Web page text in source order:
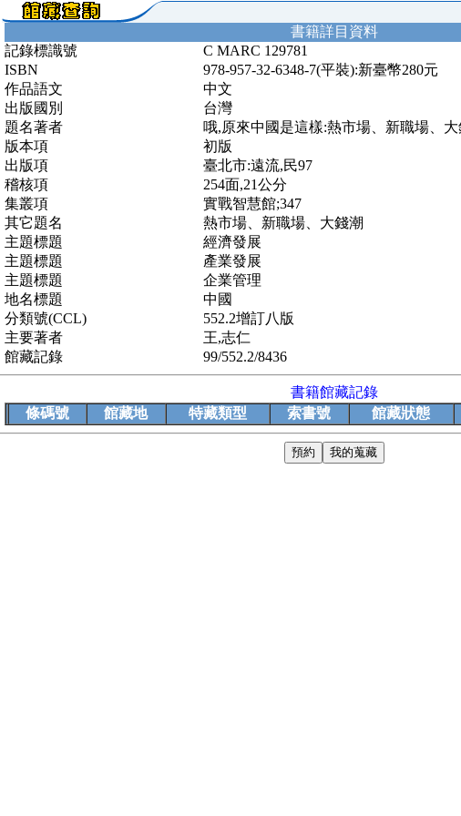
書籍詳目資料
記錄標識號
C MARC 129781
ISBN
978-957-32-6348-7(平裝):新臺幣280元
作品語文
中文
出版國別
台灣
題名著者
哦,原來中國是這樣:熱市場、新職場、
版本項
初版
出版項
臺北市:遠流,民97
稽核項
254面,21公分
集叢項
實戰智慧館;347
其它題名
熱市場、新職場、大錢潮
主題標題
經濟發展
主題標題
產業發展
主題標題
企業管理
地名標題
中國
分類號(CCL)
552.2增訂八版
主要著者
王,志仁
館藏記錄
99/552.2/8436
書籍館藏記錄
條碼號
館藏地 特藏類型 索書號 館藏狀態